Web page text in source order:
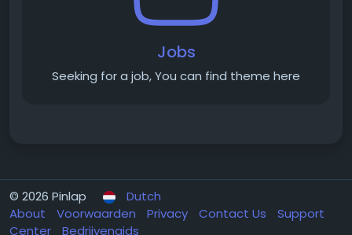
Jobs
Seeking for a job, You can find theme here
© 2026 Pinlap
Dutch
About
Voorwaarden Privacy Contact Us
Support
Center
Bedrijvengids